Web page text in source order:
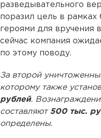
разведывательного
поразил цель в рамках
героями для вручения
сейчас компания
по этому поводу.
За второй
которому также
рублей.
составляют 500 тыс.
определены.